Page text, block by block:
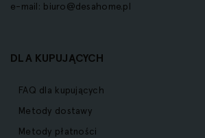
e-mail: biuro@desahome.pl
DLA KUPUJĄCYCH
FAQ dla kupujących
Metody dostawy
Metody płatności